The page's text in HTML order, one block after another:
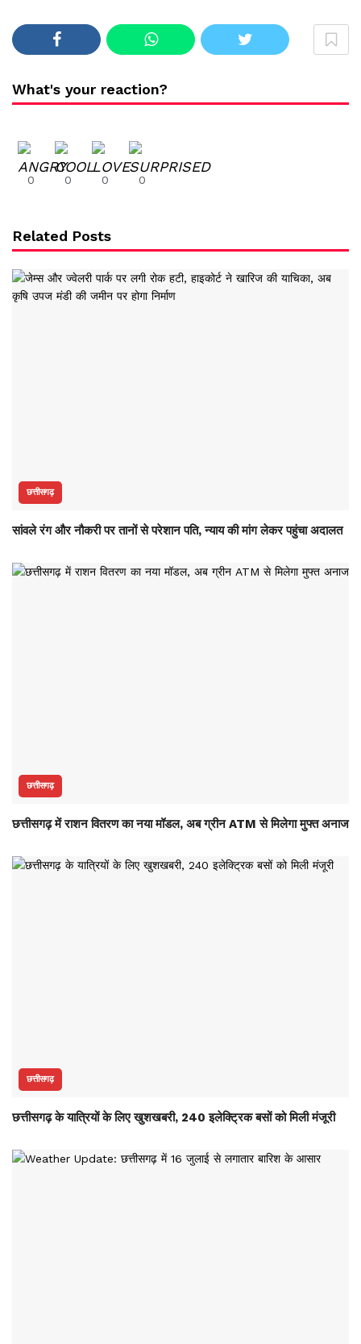
What's your reaction?
0 0 0 0
Related Posts
छत्तीसगढ़
सांवले रंग और नौकरी पर तानों से परेशान पति, न्याय की मांग लेकर पहुंचा अदालत
छत्तीसगढ़
छत्तीसगढ़ में राशन वितरण का नया मॉडल, अब ग्रीन ATM से मिलेगा मुफ्त अनाज
छत्तीसगढ़
छत्तीसगढ़ के यात्रियों के लिए खुशखबरी, 240 इलेक्ट्रिक बसों को मिली मंजूरी